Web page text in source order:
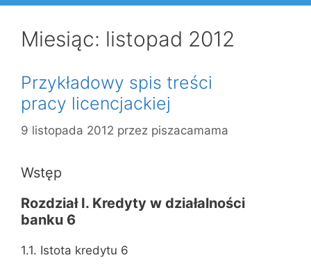
Miesiąc: listopad 2012
Przykładowy spis treści
pracy licencjackiej
9 listopada 2012 przez piszacamama
Wstęp
Rozdział I. Kredyty w działalności
banku 6
1.1. Istota kredytu 6